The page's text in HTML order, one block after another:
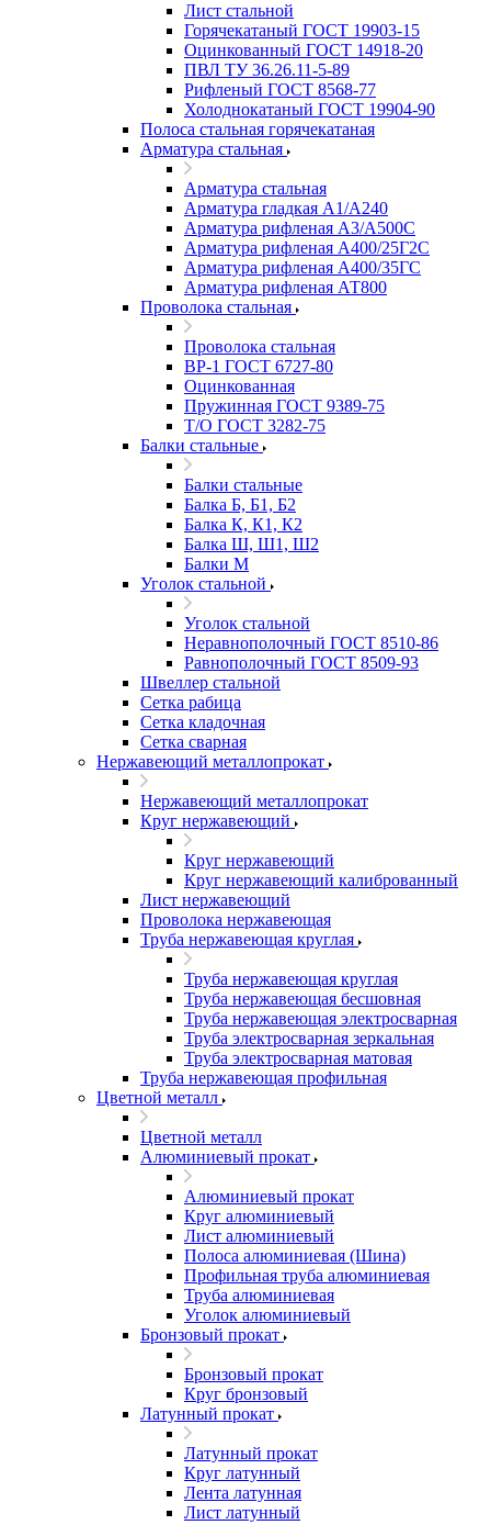
Лист стальной
Горячекатаный ГОСТ 19903-15
Оцинкованный ГОСТ 14918-20
ПВЛ ТУ 36.26.11-5-89
Рифленый ГОСТ 8568-77
Холоднокатаный ГОСТ 19904-90
Полоса стальная горячекатаная
Арматура стальная
Арматура стальная
Арматура гладкая А1/А240
Арматура рифленая А3/А500С
Арматура рифленая А400/25Г2С
Арматура рифленая А400/35ГС
Арматура рифленая АТ800
Проволока стальная
Проволока стальная
ВР-1 ГОСТ 6727-80
Оцинкованная
Пружинная ГОСТ 9389-75
Т/О ГОСТ 3282-75
Балки стальные
Балки стальные
Балка Б, Б1, Б2
Балка К, К1, К2
Балка Ш, Ш1, Ш2
Балки М
Уголок стальной
Уголок стальной
Неравнополочный ГОСТ 8510-86
Равнополочный ГОСТ 8509-93
Швеллер стальной
Сетка рабица
Сетка кладочная
Сетка сварная
Нержавеющий металлопрокат
Нержавеющий металлопрокат
Круг нержавеющий
Круг нержавеющий
Круг нержавеющий калиброванный
Лист нержавеющий
Проволока нержавеющая
Труба нержавеющая круглая
Труба нержавеющая круглая
Труба нержавеющая бесшовная
Труба нержавеющая электросварная
Труба электросварная зеркальная
Труба электросварная матовая
Труба нержавеющая профильная
Цветной металл
Цветной металл
Алюминиевый прокат
Алюминиевый прокат
Круг алюминиевый
Лист алюминиевый
Полоса алюминиевая (Шина)
Профильная труба алюминиевая
Труба алюминиевая
Уголок алюминиевый
Бронзовый прокат
Бронзовый прокат
Круг бронзовый
Латунный прокат
Латунный прокат
Круг латунный
Лента латунная
Лист латунный